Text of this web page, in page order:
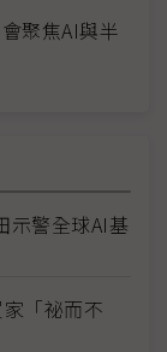
聚焦AI與半
示警全球AI基
「祕而不